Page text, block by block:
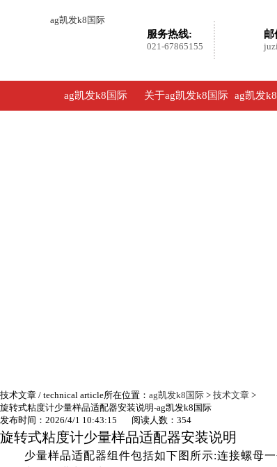
ag凯发k8国际
邮
服务热线:
021-67865155
ag凯发k8国际 关于ag凯发k8国际 ag凯发
技术文章 / technical article所在位置： ag凯发k8国际 > 技术文章 >
旋转式粘度计少量样品适配器安装说明-ag凯发k8国际
发布时间：2026/4/1 10:43:15 阅读人数：354
旋转式粘度计少量样品适配器安装说明
少量样品适配器组件包括如下图所示:连接螺母